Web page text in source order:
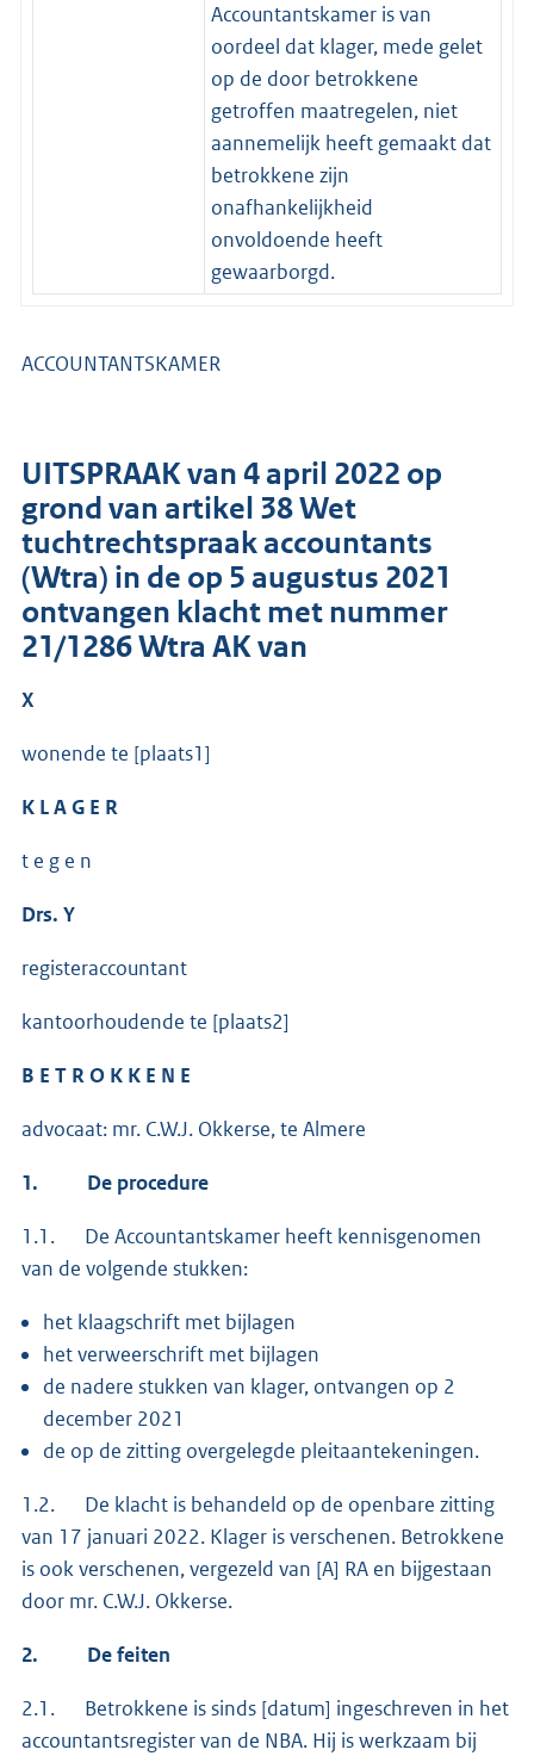
Accountantskamer is van
oordeel dat klager, mede gelet
op de door betrokkene
getroffen maatregelen, niet
aannemelijk heeft gemaakt dat
betrokkene zijn
onafhankelijkheid
onvoldoende heeft
gewaarborgd.
ACCOUNTANTSKAMER
UITSPRAAK van 4 april 2022 op
grond van artikel 38 Wet
tuchtrechtspraak accountants
(Wtra) in de op 5 augustus 2021
ontvangen klacht met nummer
21/1286 Wtra AK van
X
wonende te [plaats1]
K L A G E R
t e g e n
Drs. Y
registeraccountant
kantoorhoudende te [plaats2]
B E T R O K K E N E
advocaat: mr. C.W.J. Okkerse, te Almere
1. De procedure
1.1. De Accountantskamer heeft kennisgenomen
van de volgende stukken:
het klaagschrift met bijlagen
het verweerschrift met bijlagen
de nadere stukken van klager, ontvangen op 2
december 2021
de op de zitting overgelegde pleitaantekeningen.
1.2. De klacht is behandeld op de openbare zitting
van 17 januari 2022. Klager is verschenen. Betrokkene
is ook verschenen, vergezeld van [A] RA en bijgestaan
door mr. C.W.J. Okkerse.
2. De feiten
2.1. Betrokkene is sinds [datum] ingeschreven in het
accountantsregister van de NBA. Hij is werkzaam bij